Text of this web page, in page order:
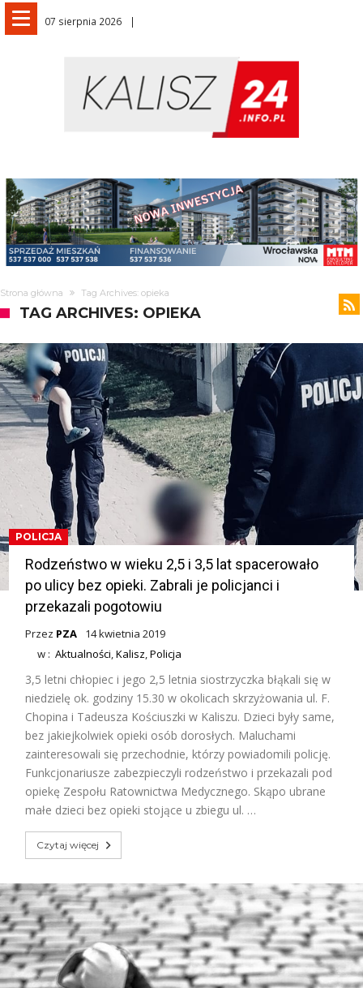
07 sierpnia 2026
Strona główna Tag Archives: opieka
TAG ARCHIVES: OPIEKA
POLICJA
Rodzeństwo w wieku 2,5 i 3,5 lat spacerowało
po ulicy bez opieki. Zabrali je policjanci i
przekazali pogotowiu
Przez PZA
14 kwietnia 2019
w :Aktualności ,Kalisz ,Policja
3,5 letni chłopiec i jego 2,5 letnia siostrzyczka błąkali się w
niedzielę ok. godziny 15.30 w okolicach skrzyżowania ul. F.
Chopina i Tadeusza Kościuszki w Kaliszu. Dzieci były same,
bez jakiejkolwiek opieki osób dorosłych. Maluchami
zainteresowali się przechodnie, którzy powiadomili policję.
Funkcjonariusze zabezpieczyli rodzeństwo i przekazali pod
opiekę Zespołu Ratownictwa Medycznego. Skąpo ubrane
małe dzieci bez opieki stojące u zbiegu ul. …
Czytaj więcej